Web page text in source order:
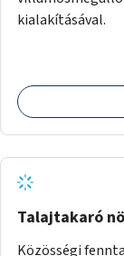
kialakításával.
Talajtakaró
Közösségi